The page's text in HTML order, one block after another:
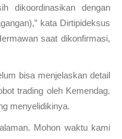
dikoordinasikan dengan
kata Dirtipideksus
saat dikonfirmasi,
bisa menjelaskan detail
trading oleh Kemendag.
menyelidikinya.
Mohon waktu kami